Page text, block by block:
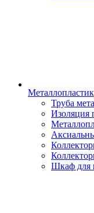
Металлопластик
Труба
Изоляция
Шкаф для